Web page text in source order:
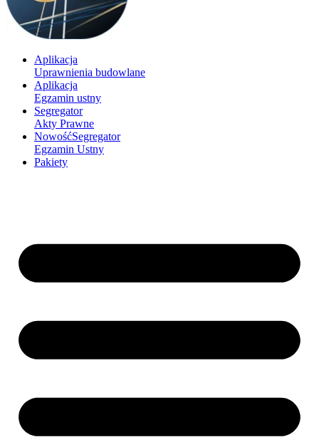
Aplikacja
Uprawnienia budowlane
Aplikacja
Egzamin ustny
Segregator
Akty Prawne
NowośćSegregator
Egzamin Ustny
Pakiety